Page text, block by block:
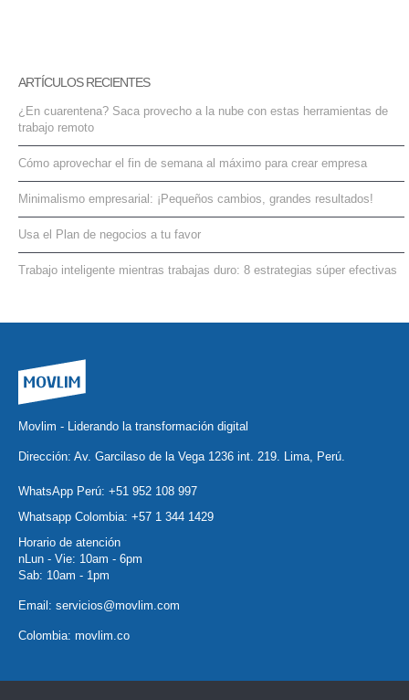
ARTÍCULOS RECIENTES
¿En cuarentena? Saca provecho a la nube con estas herramientas de
trabajo remoto
Cómo aprovechar el fin de semana al máximo para crear empresa
Minimalismo empresarial: ¡Pequeños cambios, grandes resultados!
Usa el Plan de negocios a tu favor
Trabajo inteligente mientras trabajas duro: 8 estrategias súper efectivas
Movlim - Liderando la transformación digital
Dirección: Av. Garcilaso de la Vega 1236 int. 219. Lima, Perú.
WhatsApp Perú: +51 952 108 997
Whatsapp Colombia: +57 1 344 1429
Horario de atención
nLun - Vie: 10am - 6pm
Sab: 10am - 1pm
Email: servicios@movlim.com
Colombia: movlim.co